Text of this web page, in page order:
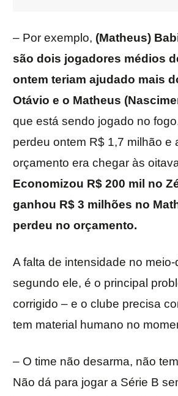
– Por exemplo, (Matheus)
são dois jogadores médios
ontem teriam ajudado mais
Otávio e o Matheus
que está sendo jogado no
perdeu ontem R$ 1,7 milhão e
orçamento era chegar às
Economizou R$ 200 mil no
ganhou R$ 3 milhões no
perdeu no orçamento.
A falta de intensidade no
segundo ele, é o principal
corrigido – e o clube precisa
tem material humano no
– O time não desarma, não
Não dá para jogar a Série B